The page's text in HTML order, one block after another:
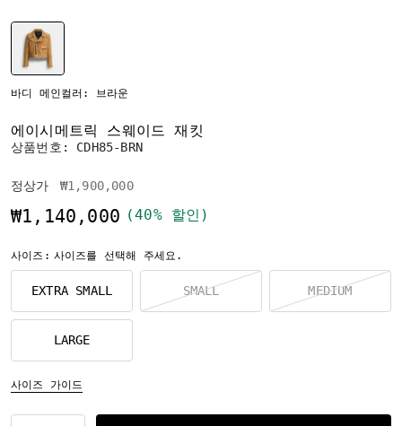
바디 메인컬러: 브라운
에이시메트릭 스웨이드 재킷
상품번호: CDH85-BRN
정상가 가격 인하 전
₩1,900,000인하됨
₩1,140,000 (40% 할인)
사이즈: 사이즈를 선택해 주세요.
EXTRA SMALL SMALL MEDIUM
LARGE
사이즈 가이드